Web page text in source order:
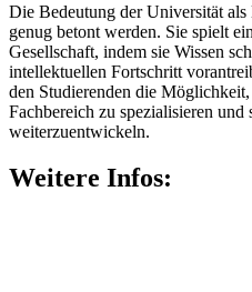
Die Bedeutung der Universität
genug betont werden. Sie spielt
Gesellschaft, indem sie Wissen
intellektuellen Fortschritt
den Studierenden die
Fachbereich zu spezialisieren
weiterzuentwickeln.
Weitere Infos: